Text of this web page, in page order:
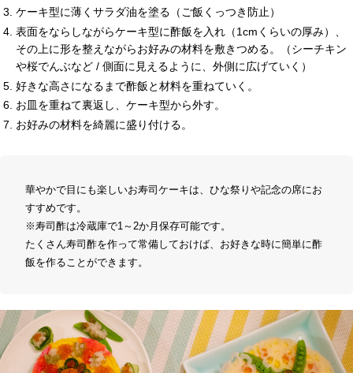
ケーキ型に薄くサラダ油を塗る（ご飯くっつき防止）
表面をならしながらケーキ型に酢飯を入れ（1cmくらいの厚み）、
その上に形を整えながらお好みの材料を敷きつめる。（シーチキン
や桜でんぶなど / 側面に見えるように、外側に広げていく）
好きな高さになるまで酢飯と材料を重ねていく。
お皿を重ねて裏返し、ケーキ型から外す。
お好みの材料を綺麗に盛り付ける。
華やかで目にも楽しいお寿司ケーキは、ひな祭りや記念の席にお
すすめです。
※寿司酢は冷蔵庫で1～2か月保存可能です。
たくさん寿司酢を作って常備しておけば、お好きな時に簡単に酢
飯を作ることができます。